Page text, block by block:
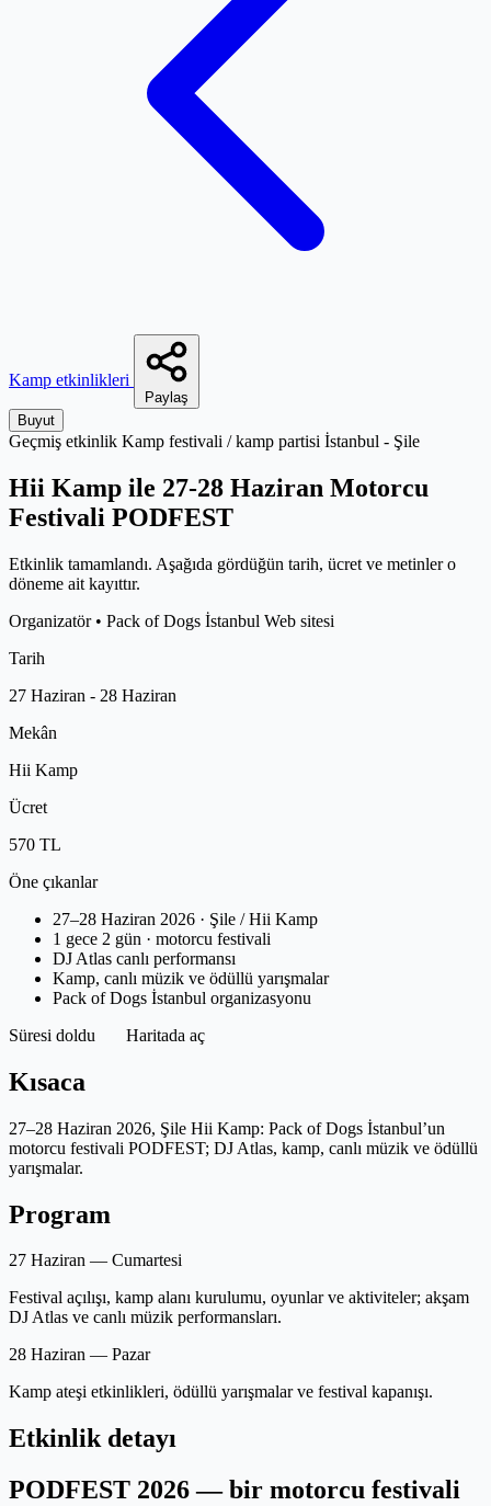
Kamp etkinlikleri
Paylaş
Buyut
Geçmiş etkinlik Kamp festivali / kamp partisi İstanbul - Şile
Hii Kamp ile 27-28 Haziran Motorcu
Festivali PODFEST
Etkinlik tamamlandı. Aşağıda gördüğün tarih, ücret ve metinler o
döneme ait kayıttır.
Organizatör • Pack of Dogs İstanbul Web sitesi
Tarih
27 Haziran - 28 Haziran
Mekân
Hii Kamp
Ücret
570 TL
Öne çıkanlar
27–28 Haziran 2026 · Şile / Hii Kamp
1 gece 2 gün · motorcu festivali
DJ Atlas canlı performansı
Kamp, canlı müzik ve ödüllü yarışmalar
Pack of Dogs İstanbul organizasyonu
Süresi doldu
Haritada aç
Kısaca
27–28 Haziran 2026, Şile Hii Kamp: Pack of Dogs İstanbul’un
motorcu festivali PODFEST; DJ Atlas, kamp, canlı müzik ve ödüllü
yarışmalar.
Program
27 Haziran — Cumartesi
Festival açılışı, kamp alanı kurulumu, oyunlar ve aktiviteler; akşam
DJ Atlas ve canlı müzik performansları.
28 Haziran — Pazar
Kamp ateşi etkinlikleri, ödüllü yarışmalar ve festival kapanışı.
Etkinlik detayı
PODFEST 2026 — bir motorcu festivali